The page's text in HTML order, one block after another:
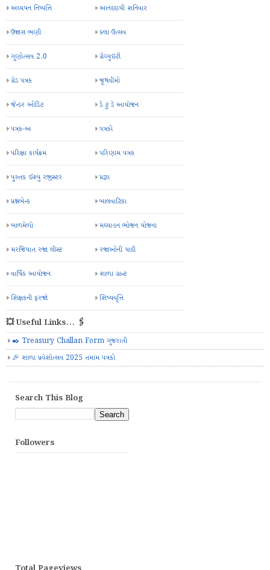
અધ્યયન નિષ્પત્તિ આનંદદાયી શનિવાર
ઉજાસ ભણી કલા ઉત્સવ
ગુણોત્સવ 2.0 ગ્રેચ્યુઇટી
ગ્રેડ પત્રક જૂથવીમો
જેન્ડર ઓડિટ ડે ટુ ડે આયોજન
પત્રક-અ પત્રકો
પરિક્ષા કાર્યક્રમ પરિણામ પત્રક
પુસ્તક ઈશ્યુ રજીસ્ટર પ્રજ્ઞા
પ્રશ્નબેન્ક બાલવાટિકા
બાળમેળો મઘ્યાહન ભોજન યોજના
મરજિયાત રજા લીસ્ટ રજાઓની યાદી
વાર્ષિક આયોજન શાળા ગ્રાન્ટ
શિક્ષકની ફરજો શિષ્યવૃત્તિ
💥 Useful Links... 🖇️
✒️ Treasury Challan Form ગુજરાતી
🎉 શાળા પ્રવેશોત્સવ 2025 તમામ પત્રકો
Search This Blog
Followers